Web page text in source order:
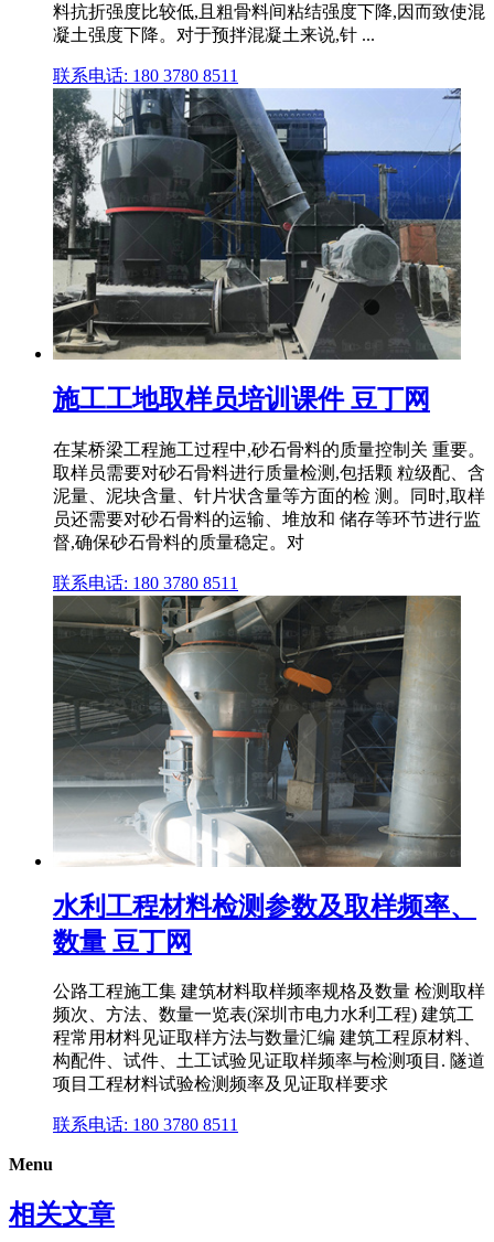
料抗折强度比较低,且粗骨料间粘结强度下降,因而致使混
凝土强度下降。对于预拌混凝土来说,针 ...
联系电话: 180 3780 8511
施工工地取样员培训课件 豆丁网
在某桥梁工程施工过程中,砂石骨料的质量控制关 重要。
取样员需要对砂石骨料进行质量检测,包括颗 粒级配、含
泥量、泥块含量、针片状含量等方面的检 测。同时,取样
员还需要对砂石骨料的运输、堆放和 储存等环节进行监
督,确保砂石骨料的质量稳定。对
联系电话: 180 3780 8511
水利工程材料检测参数及取样频率、
数量 豆丁网
公路工程施工集 建筑材料取样频率规格及数量 检测取样
频次、方法、数量一览表(深圳市电力水利工程) 建筑工
程常用材料见证取样方法与数量汇编 建筑工程原材料、
构配件、试件、土工试验见证取样频率与检测项目. 隧道
项目工程材料试验检测频率及见证取样要求
联系电话: 180 3780 8511
Menu
相关文章